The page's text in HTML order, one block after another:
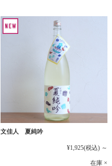
文佳人 夏純吟
¥1,925(税込) ～
在庫 ×